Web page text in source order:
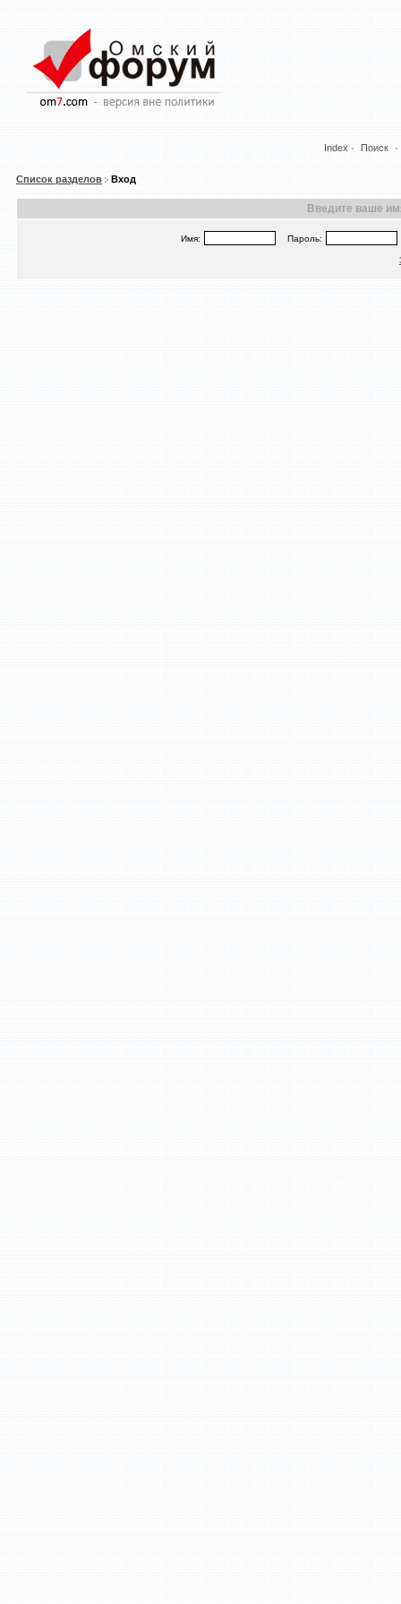
Index Поиск
Список разделов Вход
Введите ваше
Имя: Пароль: